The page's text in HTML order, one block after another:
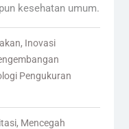
kesehatan umum.
, Inovasi
Pengukuran
, Mencegah